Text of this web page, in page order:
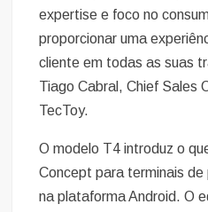
expertise e foco no
proporcionar uma
cliente em todas as suas
Tiago Cabral, Chief Sales
TecToy.
O modelo T4 introduz o
Concept para terminais
na plataforma Android. O